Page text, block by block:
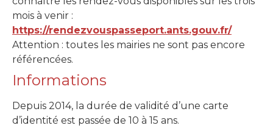
mois à venir :
https://rendezvouspasseport.ants.gouv.fr/
Attention : toutes les mairies ne sont pas encore
référencées.
Informations
Depuis 2014, la durée de validité d’une carte
d’identité est passée de 10 à 15 ans.